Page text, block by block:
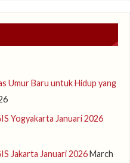
Umur Baru untuk Hidup yang
Yogyakarta Januari 2026
Jakarta Januari 2026March